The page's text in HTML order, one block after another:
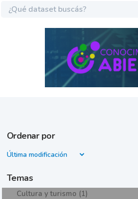
Ordenar por
Temas
Cultura y turismo (1)